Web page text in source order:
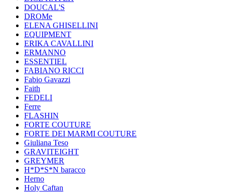
DOUCAL'S
DROMe
ELENA GHISELLINI
EQUIPMENT
ERIKA CAVALLINI
ERMANNO
ESSENTIEL
FABIANO RICCI
Fabio Gavazzi
Faith
FEDELI
Ferre
FLASHIN
FORTE COUTURE
FORTE DEI MARMI COUTURE
Giuliana Teso
GRAVITEIGHT
GREYMER
H*D*S*N baracco
Herno
Holy Caftan